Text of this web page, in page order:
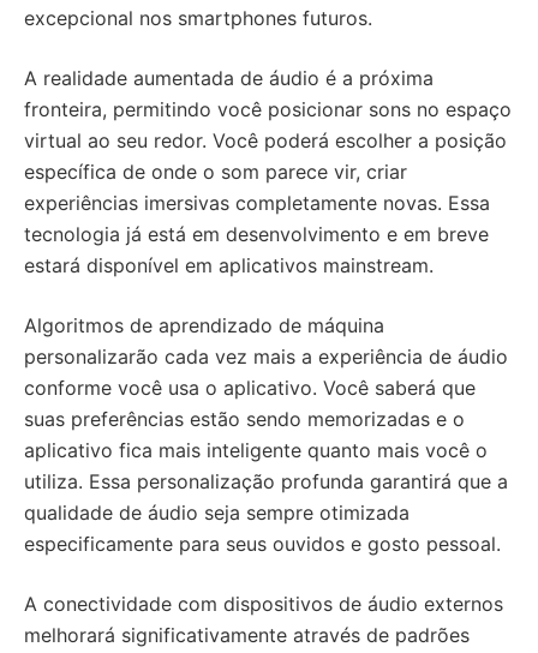
excepcional nos smartphones futuros.
A realidade aumentada de áudio é a próxima
fronteira, permitindo você posicionar sons no espaço
virtual ao seu redor. Você poderá escolher a posição
específica de onde o som parece vir, criar
experiências imersivas completamente novas. Essa
tecnologia já está em desenvolvimento e em breve
estará disponível em aplicativos mainstream.
Algoritmos de aprendizado de máquina
personalizarão cada vez mais a experiência de áudio
conforme você usa o aplicativo. Você saberá que
suas preferências estão sendo memorizadas e o
aplicativo fica mais inteligente quanto mais você o
utiliza. Essa personalização profunda garantirá que a
qualidade de áudio seja sempre otimizada
especificamente para seus ouvidos e gosto pessoal.
A conectividade com dispositivos de áudio externos
melhorará significativamente através de padrões